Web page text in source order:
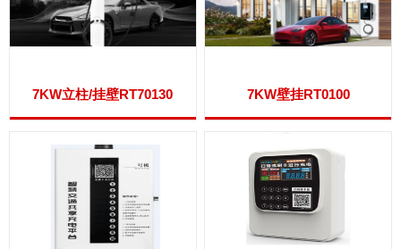
7KW立柱/挂壁RT70130 7KW壁挂RT0100